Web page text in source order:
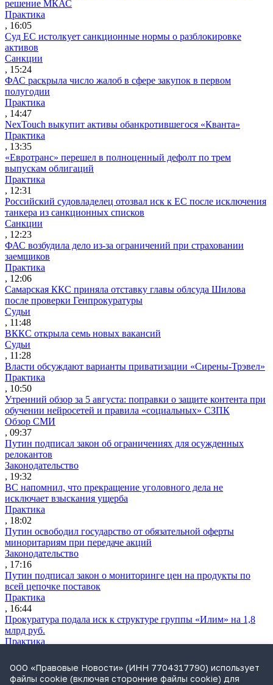
решение МКАС
Практика
, 16:05
Суд ЕС истолкует санкционные нормы о разблокировке
активов
Санкции
, 15:24
ФАС раскрыла число жалоб в сфере закупок в первом
полугодии
Практика
, 14:47
NexTouch выкупит активы обанкротившегося «Кванта»
Практика
, 13:35
«Евротранс» перешел в полноценный дефолт по трем
выпускам облигаций
Практика
, 12:31
Российский судовладелец отозвал иск к ЕС после исключения
танкера из санкционных списков
Санкции
, 12:23
ФАС возбудила дело из-за ограничений при страховании
заемщиков
Практика
, 12:06
Самарская ККС приняла отставку главы облсуда Шилова
после проверки Генпрокуратуры
Судьи
, 11:48
ВККС открыла семь новых вакансий
Судьи
, 11:28
Власти обсуждают варианты приватизации «Сирены-Трэвел»
Практика
, 10:50
Утренний обзор за 5 августа: поправки о защите контента при
обучении нейросетей и правила «социальных» СЗПК
Обзор СМИ
, 09:37
Путин подписал закон об ограничениях для осужденных
релокантов
Законодательство
, 19:32
ВС напомнил, что прекращение уголовного дела не
исключает взыскания ущерба
Практика
, 18:02
Путин освободил государство от обязательной оферты
миноритариям при передаче акций
Законодательство
, 17:16
Путин подписал закон о мониторинге цен на продукты по
всей цепочке поставок
Практика
, 16:44
Прокуратура подала иск к структуре группы «Илим» на 1,8
млрд руб.
Практика
Экономколлегия ВС рассмотрит спор о классификации товара
по ВЭД ЕАЭС
ООО «Правовые Новости» (ИНН 7704317790) использует
файлы cookie (включая сторонние файлы cookie) для